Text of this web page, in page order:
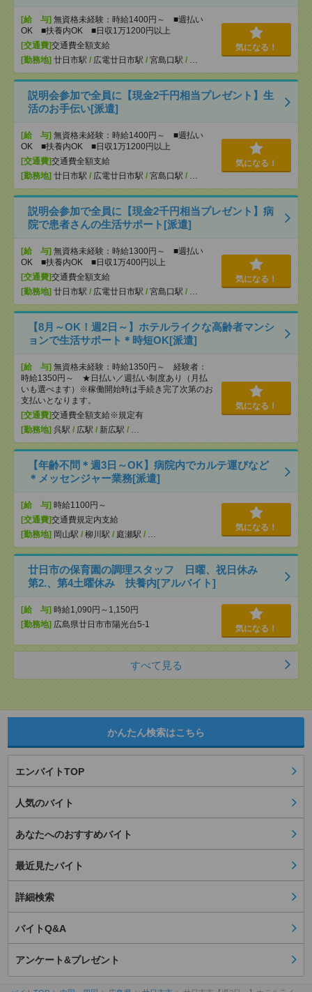
[給 与] 無資格未経験：時給1400円～ ■週払い
OK ■扶養内OK ■日収1万1200円以上
[交通費]交通費全額支給
[勤務地] 廿日市駅 / 広電廿日市駅 / 宮島口駅 / …
気になる！
説明会参加で全員に【現金2千円相当プレゼント】生
活のお手伝い[派遣]
[給 与] 無資格未経験：時給1400円～ ■週払い
OK ■扶養内OK ■日収1万1200円以上
[交通費]交通費全額支給
[勤務地] 廿日市駅 / 広電廿日市駅 / 宮島口駅 / …
気になる！
説明会参加で全員に【現金2千円相当プレゼント】病
院で患者さんの生活サポート[派遣]
[給 与] 無資格未経験：時給1300円～ ■週払い
OK ■扶養内OK ■日収1万400円以上
[交通費]交通費全額支給
[勤務地] 廿日市駅 / 広電廿日市駅 / 宮島口駅 / …
気になる！
【8月～OK！週2日～】ホテルライクな高齢者マンシ
ョンで生活サポート＊時短OK[派遣]
[給 与] 無資格未経験：時給1350円～ 経験者：
時給1350円～ ★日払い／週払い制度あり（月払
いも選べます）※稼働開始時は手続き完了次第のお
支払いとなります。
[交通費]交通費全額支給※規定有
[勤務地] 呉駅 / 広駅 / 新広駅 / …
気になる！
【年齢不問＊週3日～OK】病院内でカルテ運びなど
＊メッセンジャー業務[派遣]
[給 与] 時給1100円～
[交通費]交通費規定内支給
[勤務地] 岡山駅 / 柳川駅 / 庭瀬駅 / …
気になる！
廿日市の保育園の調理スタッフ 日曜、祝日休み
第2.、第4土曜休み 扶養内[アルバイト]
[給 与] 時給1,090円～1,150円
[勤務地] 広島県廿日市市陽光台5-1 気になる！
すべて見る
かんたん検索はこちら
エンバイトTOP
人気のバイト
あなたへのおすすめバイト
最近見たバイト
詳細検索
バイトQ&A
アンケート&プレゼント